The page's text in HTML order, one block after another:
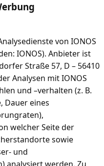
von IONOS
IONOS). Anbieter ist
Straße 57, D – 56410
Analysen mit IONOS
und –verhalten (z. B.
Dauer eines
welcher Seite der
sowie
und